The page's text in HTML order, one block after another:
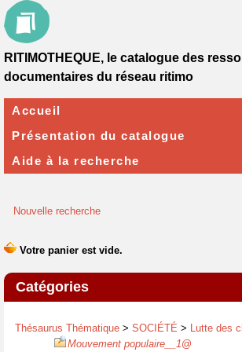
Nouvelle recherche
Catégories
Thésaurus Thématique > SOCIÉTÉ > Lutte des
Mouvement populaire__1@
RITIMOTHEQUE, le catalogue des
documentaires du réseau ritimo
Accueil
Présentation du catalogue
Aide à la recherche